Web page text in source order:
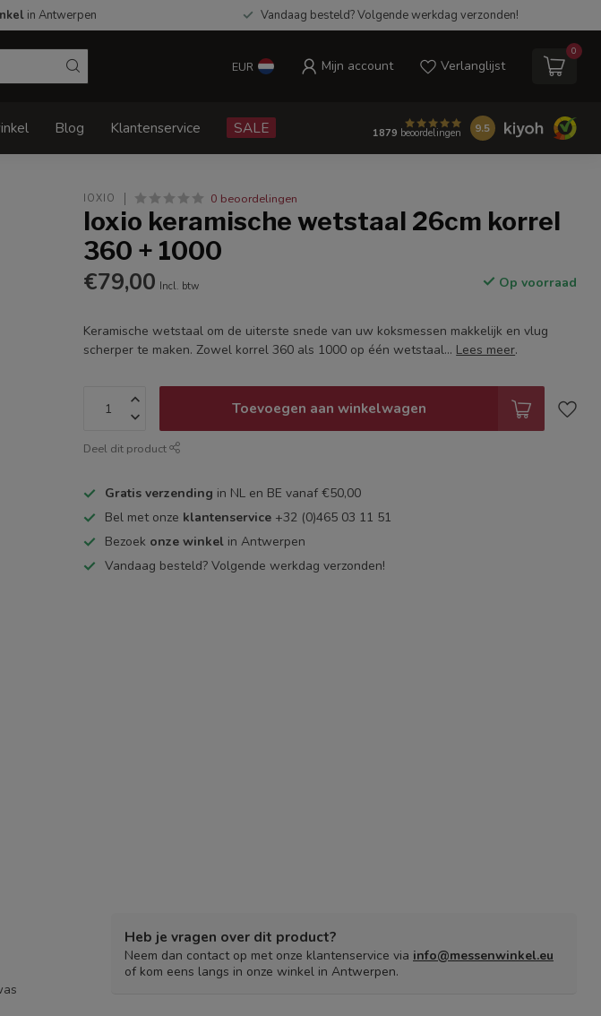
in Antwerpen Vandaag besteld? Volgende werkdag verzonden!
EUR Mijn account Verlanglijst
0
Blog Klantenservice SALE 1879 beoordelingen 9.5
IOXIO 0 beoordelingen
Ioxio keramische wetstaal 26cm korrel
360 + 1000
€79,00 Incl. btw Op voorraad
Keramische wetstaal om de uiterste snede van uw koksmessen makkelijk en vlug
scherper te maken. Zowel korrel 360 als 1000 op één wetstaal... Lees meer.
Toevoegen aan winkelwagen
Deel dit product
Gratis verzending in NL en BE vanaf €50,00
Bel met onze klantenservice +32 (0)465 03 11 51
Bezoek onze winkel in Antwerpen
Vandaag besteld? Volgende werkdag verzonden!
Heb je vragen over dit product?
Neem dan contact op met onze klantenservice via info@messenwinkel.eu
of kom eens langs in onze winkel in Antwerpen.